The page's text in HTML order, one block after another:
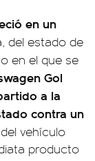
en un
del estado de
en el que se
Gol
a la
contra un
vehículo
producto